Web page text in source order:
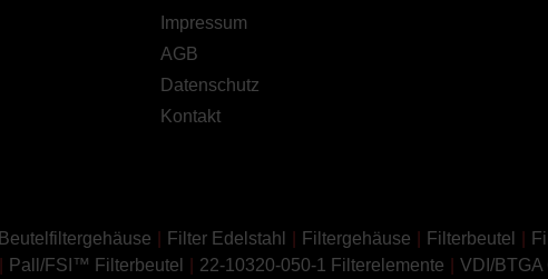
Impressum
AGB
Datenschutz
Kontakt
Beutelfiltergehäuse Filter Edelstahl Filtergehäuse Filterbeutel
Pall/FSI™ Filterbeutel 22-10320-050-1 Filterelemente VDI/BTGA